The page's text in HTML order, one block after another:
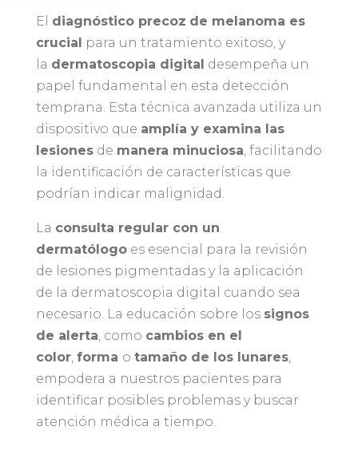
El diagnóstico precoz de melanoma es
crucial para un tratamiento exitoso, y
la dermatoscopia digital desempeña un
papel fundamental en esta detección
temprana. Esta técnica avanzada utiliza un
dispositivo que amplía y examina las
lesiones de manera minuciosa, facilitando
la identificación de características que
podrían indicar malignidad.
La consulta regular con un
dermatólogo es esencial para la revisión
de lesiones pigmentadas y la aplicación
de la dermatoscopia digital cuando sea
necesario. La educación sobre los signos
de alerta, como cambios en el
color, forma o tamaño de los lunares,
empodera a nuestros pacientes para
identificar posibles problemas y buscar
atención médica a tiempo.